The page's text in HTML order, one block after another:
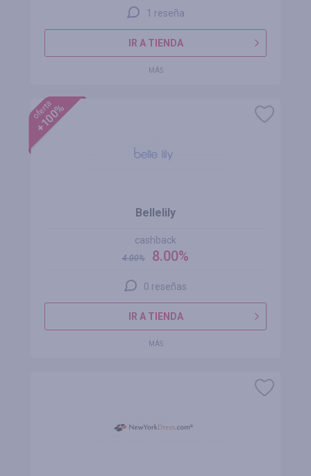
1 reseña
IR A TIENDA
MÁS
oferta
+100%
Bellelily
cashback
4.00% 8.00%
0 reseñas
IR A TIENDA
MÁS